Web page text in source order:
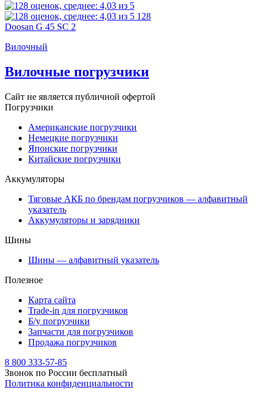
128
Doosan G 45 SC 2
Вилочный
Вилочные погрузчики
Сайт не является публичной офертой
Погрузчики
Американские погрузчики
Немецкие погрузчики
Японские погрузчики
Китайские погрузчики
Аккумуляторы
Тяговые АКБ по брендам погрузчиков — алфавитный
указатель
Аккумуляторы и зарядники
Шины
Шины — алфавитный указатель
Полезное
Карта сайта
Trade-in для погрузчиков
Б/у погрузчики
Запчасти для погрузчиков
Продажа погрузчиков
8 800 333-57-85
Звонок по России бесплатный
Политика конфиденциальности